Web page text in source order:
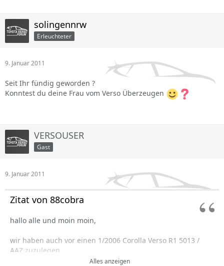
solingennrw
Erleuchteter
9. Januar 2011
Seit Ihr fündig geworden ?
Konntest du deine Frau vom Verso Überzeugen
VERSOUSER
Gast
9. Januar 2011
Zitat von 88cobra
hallo alle und moin moin,
wir haben auch vor einen 1/2006 Corolla Verso R1 5013 /
AAZ zuzulegen
ist der preis i.o. und auf wa soll ich beim kauf achten?
Alles anzeigen